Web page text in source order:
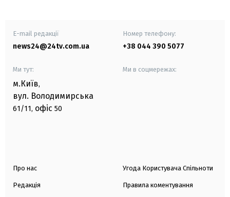
E-mail редакції
news24@24tv.com.ua
Номер телефону:
+38 044 390 5077
Ми тут:
м.Київ,
вул. Володимирська
61/11, офіс 50
Ми в соцмережах:
Про нас
Редакція
Угода Користувача Спільноти
Правила коментування